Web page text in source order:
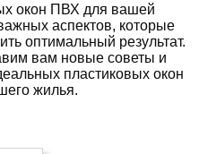
окон ПВХ для вашей
аспектов, которые
оптимальный результат.
вам новые советы и
пластиковых окон
жилья.